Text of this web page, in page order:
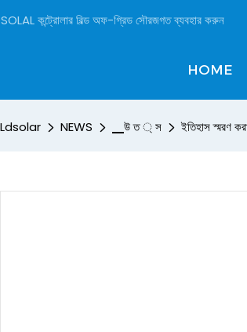
কন্ট্রোলার বিল্ড অফ-গ্রিড সৌরজগত ব্যবহার করুন
HOME
Ldsolar NEWS ▁উ ত ্ স ইতিহাস স্মরণ